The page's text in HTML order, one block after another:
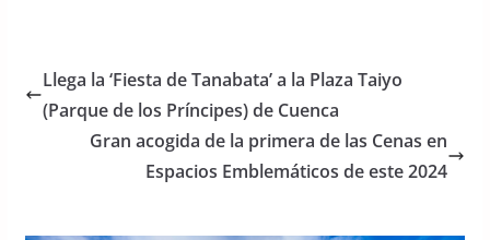
e
b
o
er s
A
p
p
Llega la ‘Fiesta de Tanabata’ a la Plaza Taiyo
(Parque de los Príncipes) de Cuenca
Gran acogida de la primera de las Cenas en
Espacios Emblemáticos de este 2024